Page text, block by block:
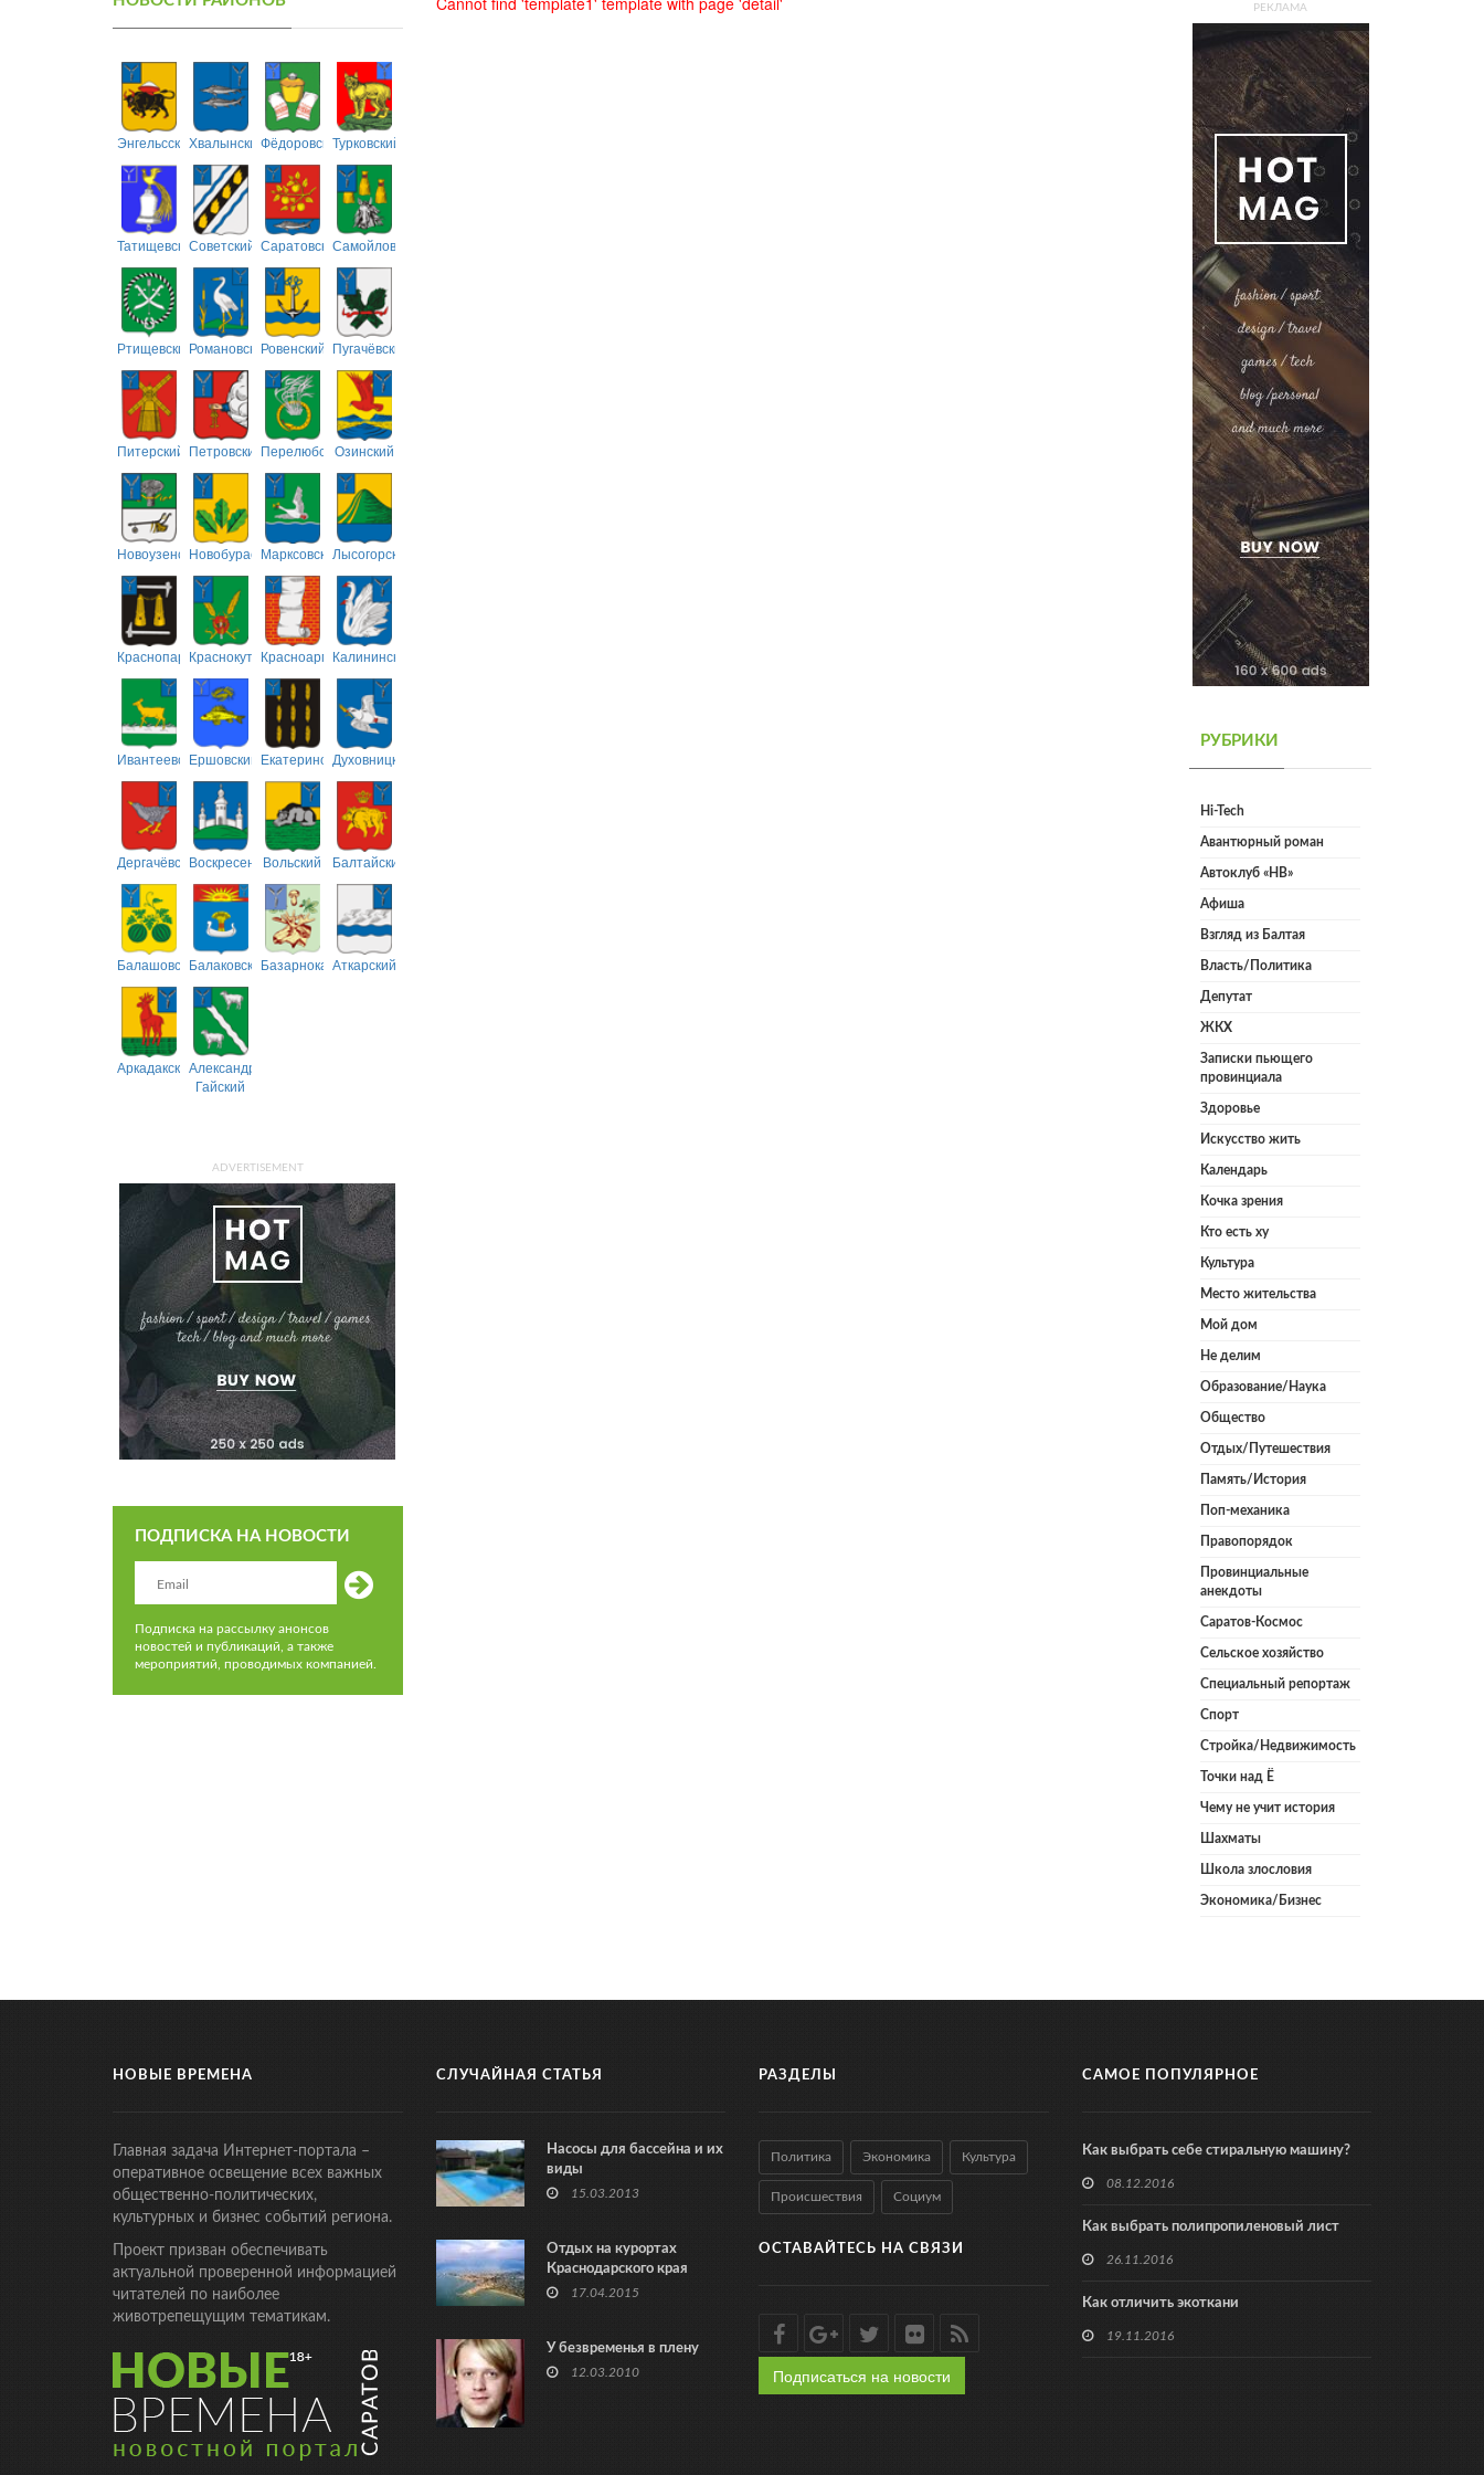
ЭнгельсскийХвалынскийФёдоровскийТурковский
ТатищевскийСоветский СаратовскийСамойловский
РтищевскийРомановскийРовенский Пугачёвский
Питерский ПетровскийПерелюбскийОзинский
НовоузенскийНовобурасскийМарксовскийЛысогорский
Краснопартизанский
КраснокутскийКрасноармейский
Калининский
ИвантеевскийЕршовский ЕкатериновскийДуховницкий
ДергачёвскийВоскресенскийВольский Балтайский
БалашовскийБалаковскийБазарнокарабулакский
Аткарский
АркадакскийАлександрово-
Гайский
ADVERTISEMENT
ПОДПИСКА НА НОВОСТИ
Подписка на рассылку анонсов
новостей и публикаций, а также
мероприятий, проводимых компанией.
РЕКЛАМА
РУБРИКИ
Hi-Tech
Авантюрный роман
Автоклуб «НВ»
Афиша
Взгляд из Балтая
Власть/Политика
Депутат
ЖКХ
Записки пьющего
провинциала
Здоровье
Искусство жить
Календарь
Кочка зрения
Кто есть ху
Культура
Место жительства
Мой дом
Не делим
Образование/Наука
Общество
Отдых/Путешествия
Память/История
Поп-механика
Правопорядок
Провинциальные
анекдоты
Саратов-Космос
Сельское хозяйство
Специальный репортаж
Спорт
Стройка/Недвижимость
Точки над Ё
Чему не учит история
Шахматы
Школа злословия
Экономика/Бизнес
НОВЫЕ ВРЕМЕНА
Главная задача Интернет-портала –
оперативное освещение всех важных
общественно-политических,
культурных и бизнес событий региона.
Проект призван обеспечивать
актуальной проверенной информацией
читателей по наиболее
животрепещущим тематикам.
СЛУЧАЙНАЯ СТАТЬЯ
Насосы для бассейна и их
виды
15.03.2013
Отдых на курортах
Краснодарского края
17.04.2015
У безвременья в плену
12.03.2010
РАЗДЕЛЫ
Политика Экономика Культура
Происшествия Социум
ОСТАВАЙТЕСЬ НА СВЯЗИ
Подписаться на новости
САМОЕ ПОПУЛЯРНОЕ
Как выбрать себе стиральную машину?
08.12.2016
Как выбрать полипропиленовый лист
26.11.2016
Как отличить экоткани
19.11.2016